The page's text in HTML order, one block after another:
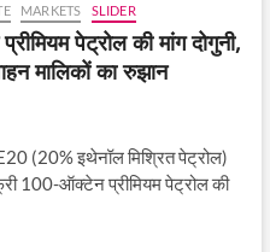
MARKETS SLIDER
पेट्रोल की मांग दोगुनी,
मालिकों का रुझान
(20% इथेनॉल मिश्रित पेट्रोल)
100-ऑक्टेन प्रीमियम पेट्रोल की